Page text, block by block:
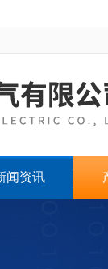
闻资讯